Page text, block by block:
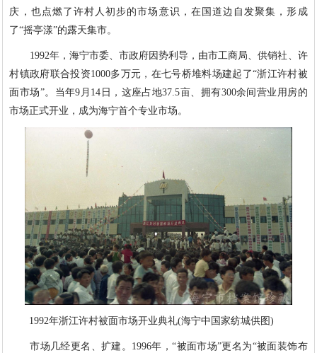
庆，也点燃了许村人初步的市场意识，在国道边自发聚集，形成
了“摇亭漾”的露天集市。
1992年，海宁市委、市政府因势利导，由市工商局、供销社、许
村镇政府联合投资1000多万元，在七号桥堆料场建起了“浙江许村被
面市场”。当年9月14日，这座占地37.5亩、拥有300余间营业用房的
市场正式开业，成为海宁首个专业市场。
1992年浙江许村被面市场开业典礼(海宁中国家纺城供图)
市场几经更名、扩建。1996年，“被面市场”更名为“被面装饰布